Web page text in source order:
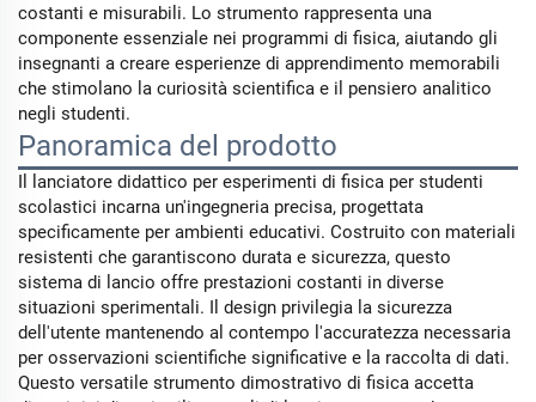
costanti e misurabili. Lo strumento rappresenta una
componente essenziale nei programmi di fisica, aiutando gli
insegnanti a creare esperienze di apprendimento memorabili
che stimolano la curiosità scientifica e il pensiero analitico
negli studenti.
Panoramica del prodotto
Il lanciatore didattico per esperimenti di fisica per studenti
scolastici incarna un'ingegneria precisa, progettata
specificamente per ambienti educativi. Costruito con materiali
resistenti che garantiscono durata e sicurezza, questo
sistema di lancio offre prestazioni costanti in diverse
situazioni sperimentali. Il design privilegia la sicurezza
dell'utente mantenendo al contempo l'accuratezza necessaria
per osservazioni scientifiche significative e la raccolta di dati.
Questo versatile strumento dimostrativo di fisica accetta